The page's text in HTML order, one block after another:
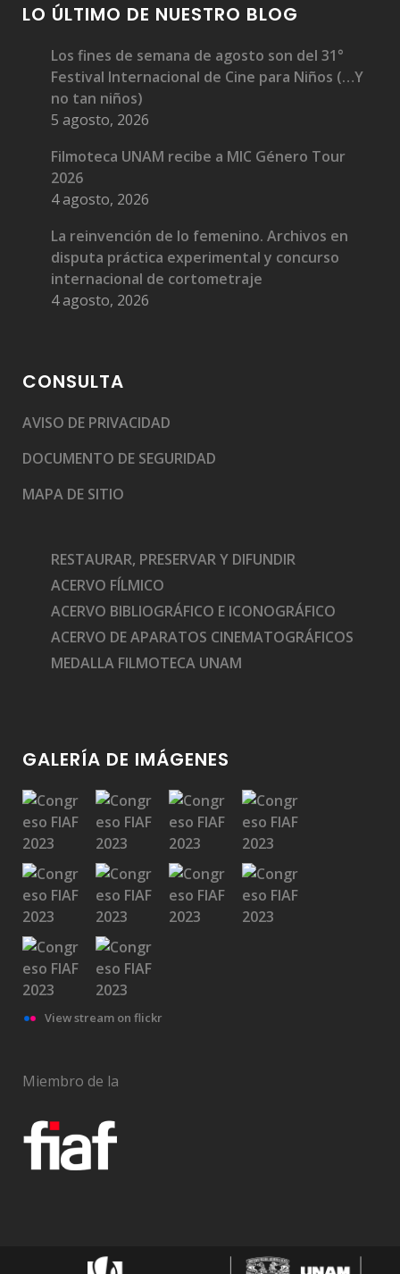
LO ÚLTIMO DE NUESTRO BLOG
Los fines de semana de agosto son del 31°
Festival Internacional de Cine para Niños (…Y
no tan niños)
5 agosto, 2026
Filmoteca UNAM recibe a MIC Género Tour
2026
4 agosto, 2026
La reinvención de lo femenino. Archivos en
disputa práctica experimental y concurso
internacional de cortometraje
4 agosto, 2026
CONSULTA
AVISO DE PRIVACIDAD
DOCUMENTO DE SEGURIDAD
MAPA DE SITIO
RESTAURAR, PRESERVAR Y DIFUNDIR
ACERVO FÍLMICO
ACERVO BIBLIOGRÁFICO E ICONOGRÁFICO
ACERVO DE APARATOS CINEMATOGRÁFICOS
MEDALLA FILMOTECA UNAM
GALERÍA DE IMÁGENES
View stream on flickr
Miembro de la